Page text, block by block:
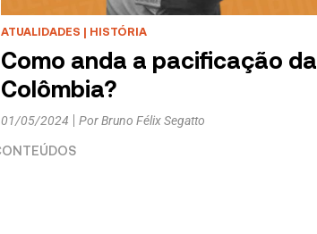
ATUALIDADES | HISTÓRIA
Como anda a pacificação da
Colômbia?
01/05/2024 PorBruno Félix Segatto